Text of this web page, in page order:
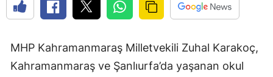
MHP Kahramanmaraş Milletvekili Zuhal Karakoç,
Kahramanmaraş ve Şanlıurfa’da yaşanan okul